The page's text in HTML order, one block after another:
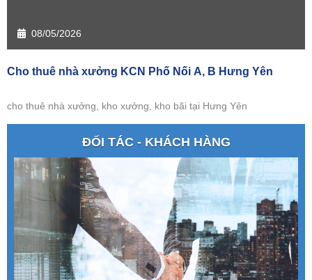
08/05/2026
Cho thuê nhà xưởng KCN Phố Nối A, B Hưng Yên
cho thuê nhà xưởng, kho xưởng, kho bãi tại Hưng Yên
ĐỐI TÁC - KHÁCH HÀNG